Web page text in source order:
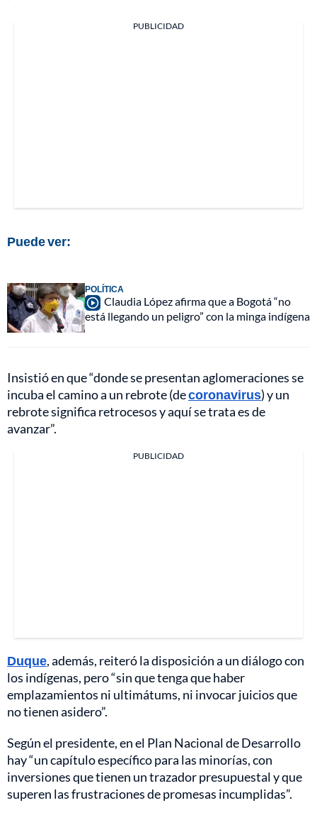
PUBLICIDAD
Puede ver:
POLÍTICA
Claudia López afirma que a Bogotá “no
está llegando un peligro” con la minga indígena
Insistió en que “donde se presentan aglomeraciones se
incuba el camino a un rebrote (decoronavirus) y un
rebrote significa retrocesos y aquí se trata es de
avanzar”.
PUBLICIDAD
Duque, además, reiteró la disposición a un diálogo con
los indígenas, pero “sin que tenga que haber
emplazamientos ni ultimátums, ni invocar juicios que
no tienen asidero”.
Según el presidente, en el Plan Nacional de Desarrollo
hay “un capítulo específico para las minorías, con
inversiones que tienen un trazador presupuestal y que
superen las frustraciones de promesas incumplidas”.